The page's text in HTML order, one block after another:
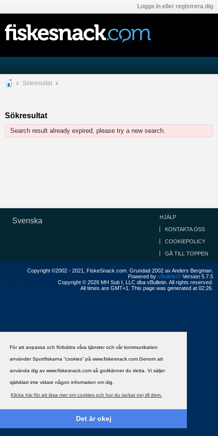
För att anpassa och förbättra våra tjänster och vår kommunikation
använder Sportfiskarna ”cookies” på www.fiskesnack.com.Genom att
använda dig av www.fiskesnack.com så godkänner du detta. Vi säljer
självklart inte vidare någon information om dig.
Klicka här för att läsa mer om cookies och hur du tackar nej till dem.
Det är okej
Logga in eller registrera dig
Sökresultat
Sökresultat
Search result already expired, please try a new search.
Svenska HJÄLP
KONTAKTA OSS
COOKIEPOLICY
GÅ TILL TOPPEN
Copyright ©2002 - 2021, FiskeSnack.com. Grundad 2002 av Anders Bergman.
Powered by vBulletin® Version 5.7.5
Copyright © 2026 MH Sub I, LLC dba vBulletin. All rights reserved.
All times are GMT+1. This page was generated at 02:26.